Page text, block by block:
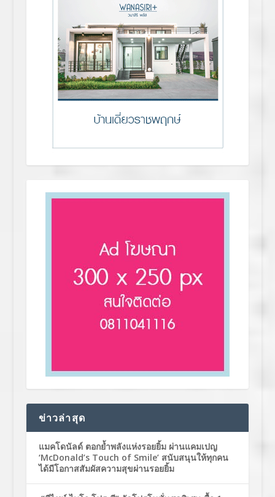
ข่าวล่าสุด
แมคโดนัลด์ ตอกย้ำพลังแห่งรอยยิ้ม ผ่านแคมเปญ
‘McDonald’s Touch of Smile’ สนับสนุนให้ทุกคน
ได้มีโอกาสสัมผัสความสุขผ่านรอยยิ้ม